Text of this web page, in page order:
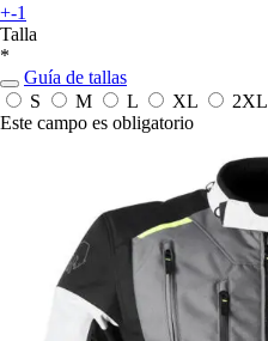
+-1
Talla
*
Guía de tallas
S
M L XL 2XL
Este campo es obligatorio